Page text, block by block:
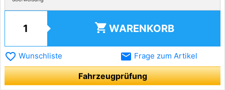
shopping_cart WARENKORB
favorite_border Wunschliste email Frage zum Artikel
Fahrzeugprüfung